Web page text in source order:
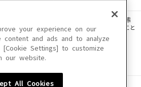
の文章・画像・写真・動画・音声等を、手段や形態
を超えて無断で複製、転載、ファイル化などすること
りご利用いただけない場合があります。
内容が変更になる場合があります。
your experience on our
content and ads and to analyze
Settings] to customize
our website.
All Cookies